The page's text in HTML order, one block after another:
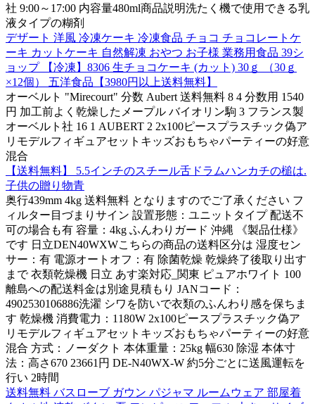
社 9:00～17:00 内容量480ml商品説明洗たく機で使用できる乳
液タイプの糊剤
デザート 洋風 冷凍ケーキ 冷凍食品 チョコ チョコレートケ
ーキ カットケーキ 自然解凍 おやつ お子様 業務用食品 39シ
ョップ 【冷凍】8306 生チョコケーキ (カット) 30ｇ （30ｇ
×12個） 五洋食品【3980円以上送料無料】
オーベルト "Mirecourt" 分数 Aubert 送料無料 8 4 分数用 1540
円 加工前よく乾燥したメープル バイオリン駒 3 フランス製
オーベルト社 16 1 AUBERT 2 2x100ピースプラスチック偽ア
リモデルフィギュアセットキッズおもちゃパーティーの好意
混合
【送料無料】 5.5インチのスチール舌ドラムハンカチの槌は.
子供の贈り物青
奥行439mm 4kg 送料無料 となりますのでご了承ください フ
ィルター目づまりサイン 設置形態：ユニットタイプ 配送不
可の場合も有 容量：4kg ふんわりガード 沖縄 《製品仕様》
です 日立DEN40WXWこちらの商品の送料区分は 湿度セン
サー：有 電源オートオフ：有 除菌乾燥 乾燥終了後取り出す
まで 衣類乾燥機 日立 あす楽対応_関東 ピュアホワイト 100
離島への配送料金は別途見積もり JANコード：
4902530106886洗濯 シワを防いで衣類のふんわり感を保ちま
す 乾燥機 消費電力：1180W 2x100ピースプラスチック偽ア
リモデルフィギュアセットキッズおもちゃパーティーの好意
混合 方式：ノーダクト 本体重量：25kg 幅630 除湿 本体寸
法：高さ670 23661円 DE-N40WX-W 約5分ごとに送風運転を
行い 2時間
送料無料 バスローブ ガウン パジャマ ルームウェア 部屋着